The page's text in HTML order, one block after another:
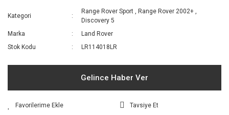
Kategori
Range Rover Sport ,Range Rover 2002+
Discovery 5
Marka
Land Rover
Stok Kodu
LR114018LR
Gelince Haber Ver
Tavsiye Et